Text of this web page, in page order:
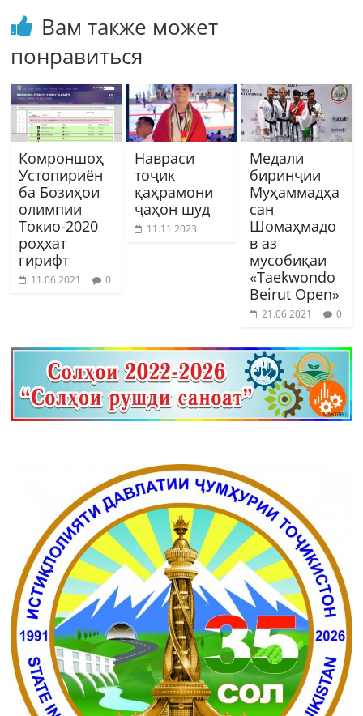
Вам также может
понравиться
Комроншоҳ
Устопириён
ба Бозиҳои
олимпии
Токио-2020
роҳхат
гирифт
11.06.2021 0
Навраси
тоҷик
қаҳрамони
ҷаҳон шуд
11.11.2023
Медали
биринҷии
Муҳаммадҳа
сан
Шомаҳмадо
в аз
мусобиқаи
«Taekwondo
Beirut Open»
21.06.2021 0